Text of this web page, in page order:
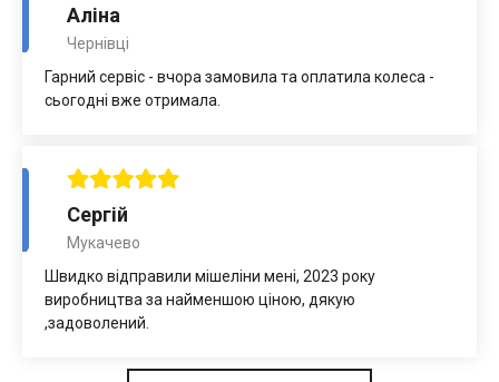
Аліна
Чернівці
Гарний сервіс - вчора замовила та оплатила колеса -
сьогодні вже отримала.
Сергій
Мукачево
Швидко відправили мішеліни мені, 2023 року
виробництва за найменшою ціною, дякую
,задоволений.